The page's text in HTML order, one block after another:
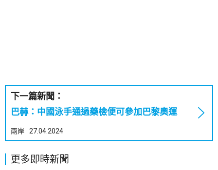
下一篇新聞：
巴赫：中國泳手通過藥檢便可參加巴黎奧運
兩岸 27.04.2024
更多即時新聞